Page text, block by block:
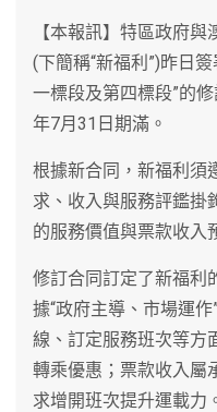
【本報訊】特區政府
(下簡稱“新福利”)昨日
一標段及第四標段”的
年7月31日期滿。
根據新合同，新福利須
求、收入與服務評鑑掛
的服務價值與票款收入
修訂合同訂定了新福利
據“政府主導、市場運
線、訂定服務班次等方
轉乘優惠；票款收入屬
求增開班次提升運載力